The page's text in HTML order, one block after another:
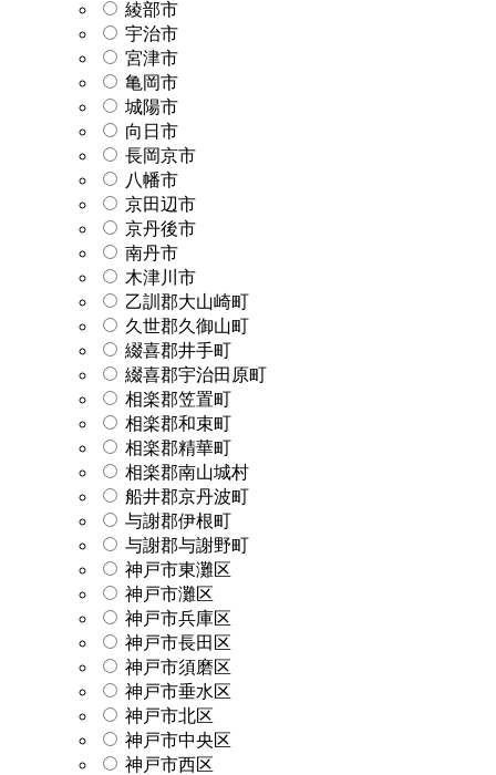
綾部市
宇治市
宮津市
亀岡市
城陽市
向日市
長岡京市
八幡市
京田辺市
京丹後市
南丹市
木津川市
乙訓郡大山崎町
久世郡久御山町
綴喜郡井手町
綴喜郡宇治田原町
相楽郡笠置町
相楽郡和束町
相楽郡精華町
相楽郡南山城村
船井郡京丹波町
与謝郡伊根町
与謝郡与謝野町
神戸市東灘区
神戸市灘区
神戸市兵庫区
神戸市長田区
神戸市須磨区
神戸市垂水区
神戸市北区
神戸市中央区
神戸市西区